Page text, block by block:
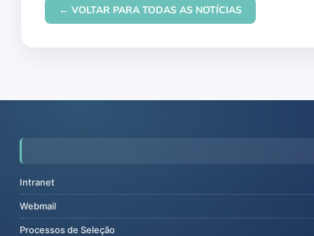
← VOLTAR PARA TODAS AS NOTÍCIAS
Intranet
Webmail
Processos de Seleção